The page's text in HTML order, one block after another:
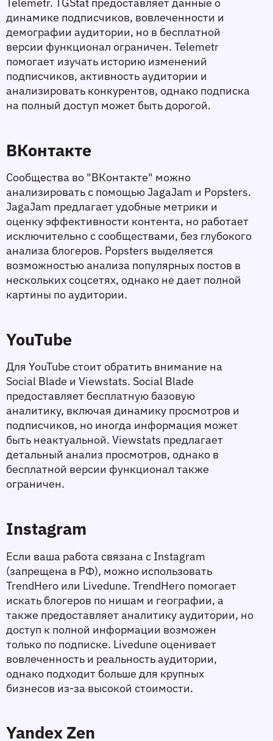
динамике подписчиков, вовлеченности и
демографии аудитории, но в бесплатной
версии функционал ограничен. Telemetr
помогает изучать историю изменений
подписчиков, активность аудитории и
анализировать конкурентов, однако подписка
на полный доступ может быть дорогой.
ВКонтакте
Сообщества во "ВКонтакте" можно
анализировать с помощью JagaJam и Popsters.
JagaJam предлагает удобные метрики и
оценку эффективности контента, но работает
исключительно с сообществами, без глубокого
анализа блогеров. Popsters выделяется
возможностью анализа популярных постов в
нескольких соцсетях, однако не дает полной
картины по аудитории.
YouTube
Для YouTube стоит обратить внимание на
Social Blade и Viewstats. Social Blade
предоставляет бесплатную базовую
аналитику, включая динамику просмотров и
подписчиков, но иногда информация может
быть неактуальной. Viewstats предлагает
детальный анализ просмотров, однако в
бесплатной версии функционал также
ограничен.
Instagram
Если ваша работа связана с Instagram
(запрещена в РФ), можно использовать
TrendHero или Livedune. TrendHero помогает
искать блогеров по нишам и географии, а
также предоставляет аналитику аудитории, но
доступ к полной информации возможен
только по подписке. Livedune оценивает
вовлеченность и реальность аудитории,
однако подходит больше для крупных
бизнесов из-за высокой стоимости.
Yandex Zen